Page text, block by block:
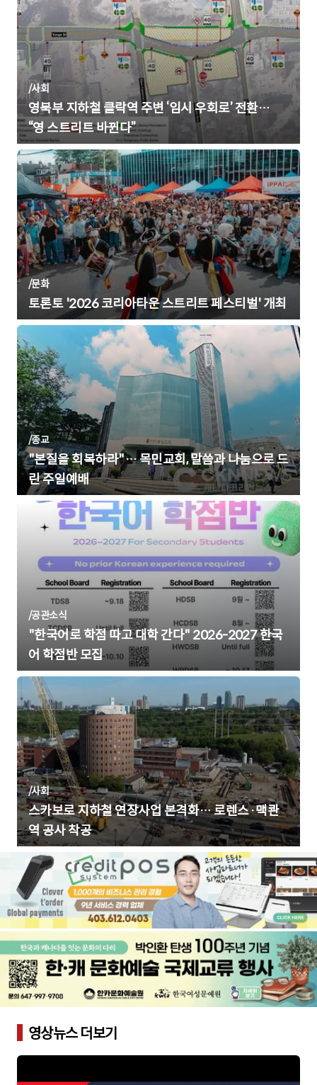
/사회
영북부 지하철 클락역 주변 ‘임시 우회로’ 전환…
“영 스트리트 바뀐다”
/문화
토론토 '2026 코리아타운 스트리트 페스티벌' 개최
/종교
"본질을 회복하라"… 목민교회, 말씀과 나눔으로 드
린 주일예배
/공관소식
"한국어로 학점 따고 대학 간다" 2026-2027 한국
어 학점반 모집
/사회
스카보로 지하철 연장사업 본격화… 로렌스·맥콴
역 공사 착공
영상뉴스 더보기